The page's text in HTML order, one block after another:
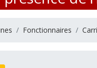
Fonctionnaires